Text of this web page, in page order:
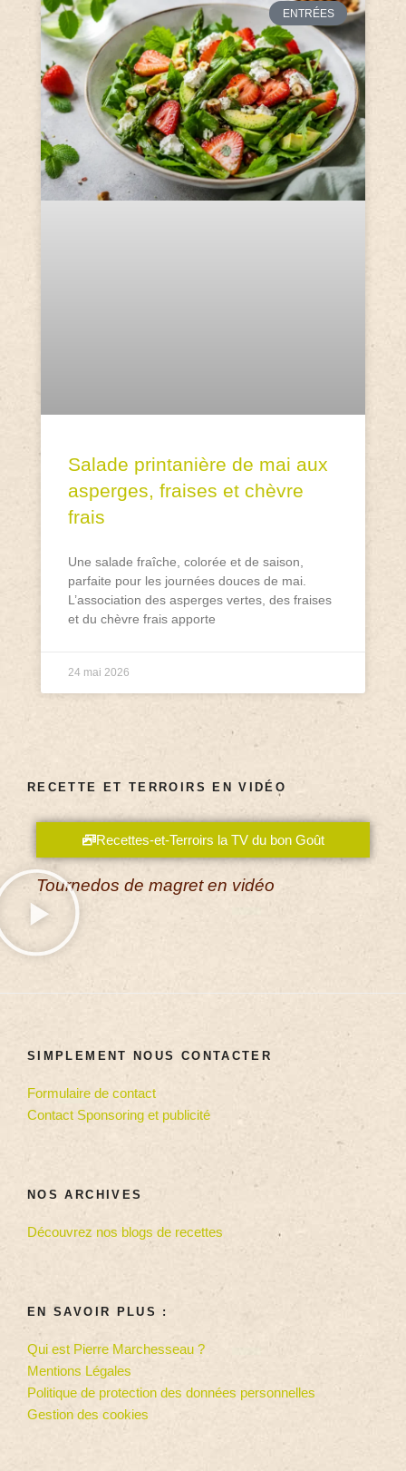
ENTRÉES
Salade printanière de mai aux
asperges, fraises et chèvre
frais
Une salade fraîche, colorée et de saison,
parfaite pour les journées douces de mai.
L’association des asperges vertes, des fraises
et du chèvre frais apporte
24 mai 2026
RECETTE ET TERROIRS EN VIDÉO
Recettes-et-Terroirs la TV du bon Goût
Tournedos de magret en vidéo
SIMPLEMENT NOUS CONTACTER
Formulaire de contact
Contact Sponsoring et publicité
NOS ARCHIVES
Découvrez nos blogs de recettes
EN SAVOIR PLUS :
Qui est Pierre Marchesseau ?
Mentions Légales
Politique de protection des données personnelles
Gestion des cookies